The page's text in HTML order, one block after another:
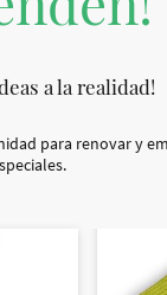
a la realidad!
para renovar y